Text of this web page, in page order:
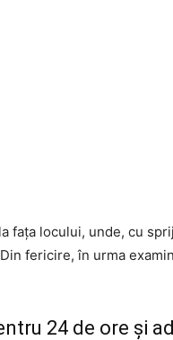
fața locului, unde, cu
fericire, în urma
24 de ore și